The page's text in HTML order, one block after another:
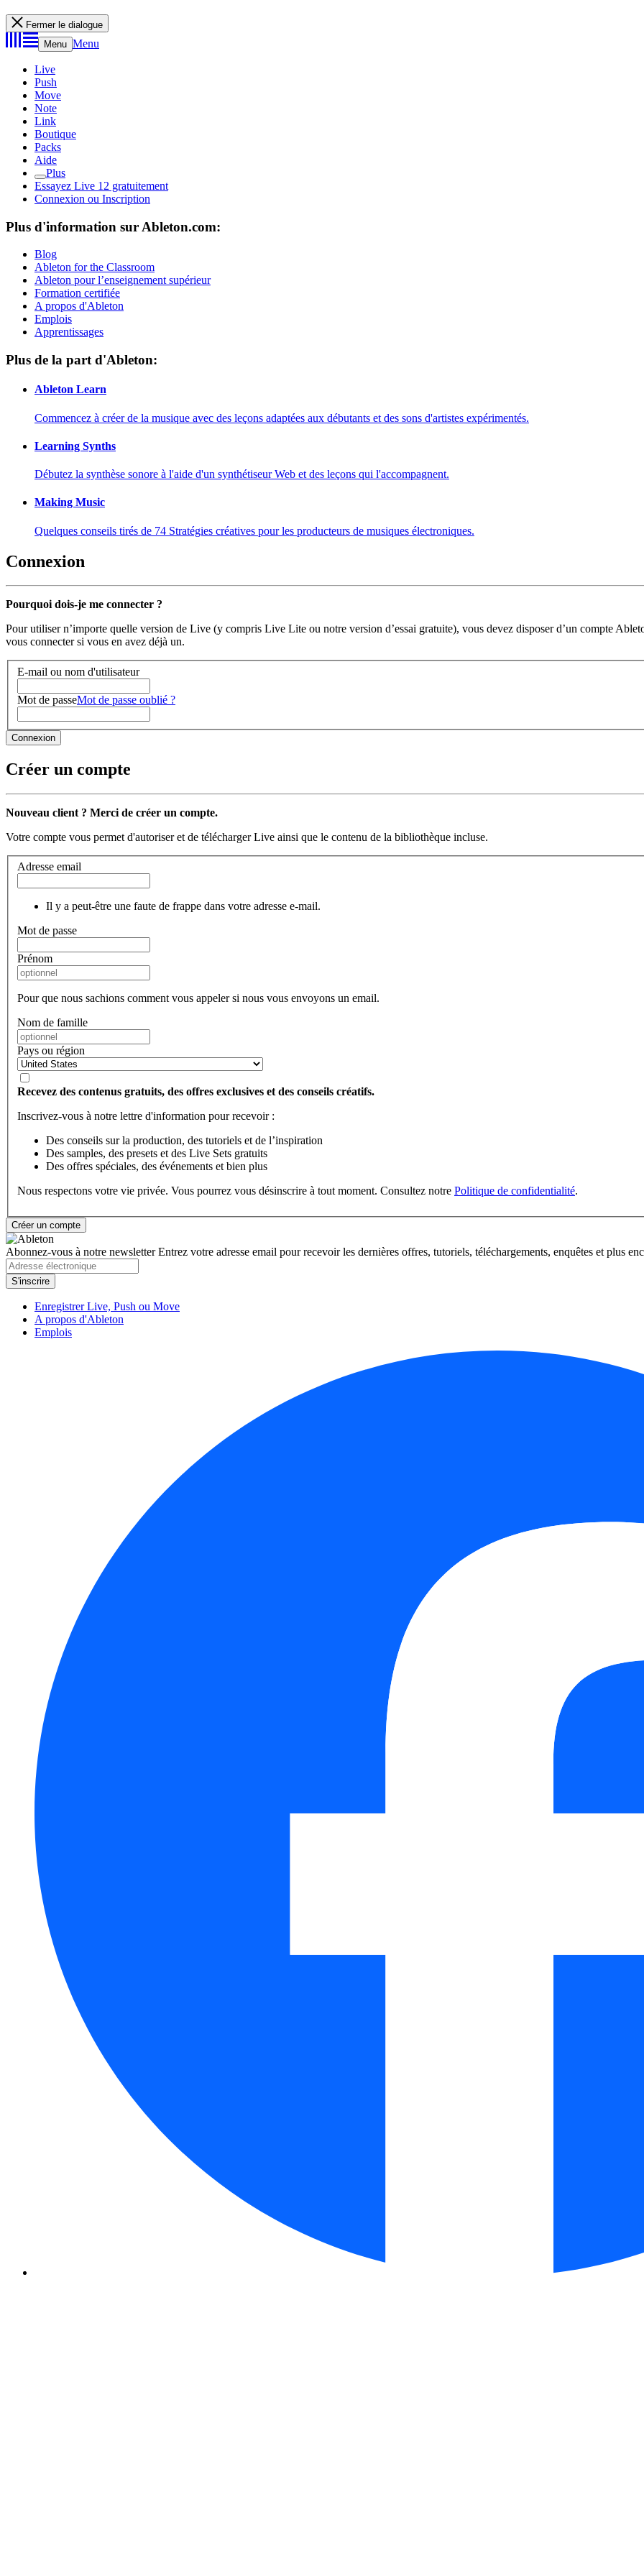
Fermer le dialogue
Menu Menu
Live
Push
Move
Note
Link
Boutique
Packs
Aide
Plus
Essayez Live 12 gratuitement
Connexion ou Inscription
Plus d'information sur Ableton.com:
Blog
Ableton for the Classroom
Ableton pour l’enseignement supérieur
Formation certifiée
A propos d'Ableton
Emplois
Apprentissages
Plus de la part d'Ableton:
Ableton Learn
Commencez à créer de la musique avec des leçons adaptées aux débutants et des sons d'artistes expérimentés.
Learning Synths
Débutez la synthèse sonore à l'aide d'un synthétiseur Web et des leçons qui l'accompagnent.
Making Music
Quelques conseils tirés de 74 Stratégies créatives pour les producteurs de musiques électroniques.
Connexion
Pourquoi dois-je me connecter ?
Pour utiliser n’importe quelle version de Live (y compris Live Lite ou notre version d’essai gratuite), vous devez disposer d’un compte
vous connecter si vous en avez déjà un.
E-mail ou nom d'utilisateur
Mot de passeMot de passe oublié ?
Créer un compte
Nouveau client ? Merci de créer un compte.
Votre compte vous permet d'autoriser et de télécharger Live ainsi que le contenu de la bibliothèque incluse.
Adresse email
Il y a peut-être une faute de frappe dans votre adresse e-mail.
Mot de passe
Prénom
Pour que nous sachions comment vous appeler si nous vous envoyons un email.
Nom de famille
Pays ou région
Recevez des contenus gratuits, des offres exclusives et des conseils créatifs.
Inscrivez-vous à notre lettre d'information pour recevoir :
Des conseils sur la production, des tutoriels et de l’inspiration
Des samples, des presets et des Live Sets gratuits
Des offres spéciales, des événements et bien plus
Nous respectons votre vie privée. Vous pourrez vous désinscrire à tout moment. Consultez notre Politique de confidentialité.
Abonnez-vous à notre newsletterEntrez votre adresse email pour recevoir les dernières offres, tutoriels, téléchargements, enquêtes et plus
Enregistrer Live, Push ou Move
A propos d'Ableton
Emplois